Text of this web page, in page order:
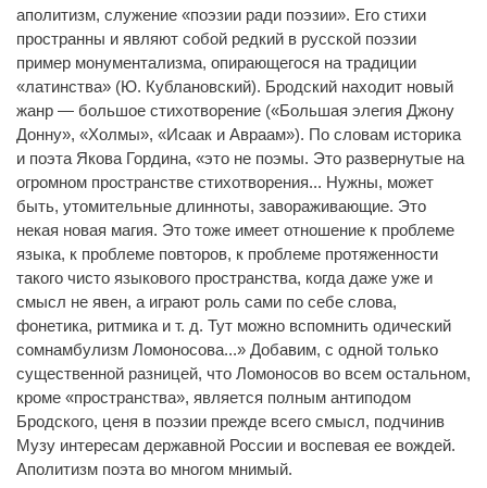
аполитизм, служение «поэзии ради поэзии». Его стихи
пространны и являют собой редкий в русской поэзии
пример монументализма, опирающегося на традиции
«латинства» (Ю. Кублановский). Бродский находит новый
жанр — большое стихотворение («Большая элегия Джону
Донну», «Холмы», «Исаак и Авраам»). По словам историка
и поэта Якова Гордина, «это не поэмы. Это развернутые на
огромном пространстве стихотворения... Нужны, может
быть, утомительные длинноты, завораживающие. Это
некая новая магия. Это тоже имеет отношение к проблеме
языка, к проблеме повторов, к проблеме протяженности
такого чисто языкового пространства, когда даже уже и
смысл не явен, а играют роль сами по себе слова,
фонетика, ритмика и т. д. Тут можно вспомнить одический
сомнамбулизм Ломоносова...» Добавим, с одной только
существенной разницей, что Ломоносов во всем остальном,
кроме «пространства», является полным антиподом
Бродского, ценя в поэзии прежде всего смысл, подчинив
Музу интересам державной России и воспевая ее вождей.
Аполитизм поэта во многом мнимый.